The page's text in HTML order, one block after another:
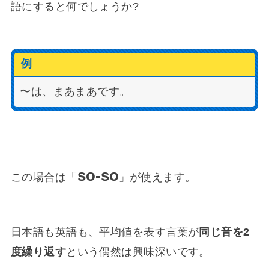
語にすると何でしょうか?
例
〜は、まあまあです。
この場合は「 so-so 」が使えます。
日本語も英語も、平均値を表す言葉が同じ音を2
度繰り返すという偶然は興味深いです。